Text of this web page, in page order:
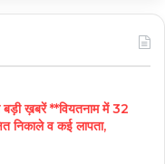
ख़बरें **वियतनाम में 32
निकाले व कई लापता,